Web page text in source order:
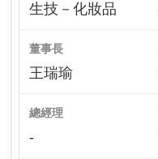
生技－化妝品
董事長
王瑞瑜
總經理
-